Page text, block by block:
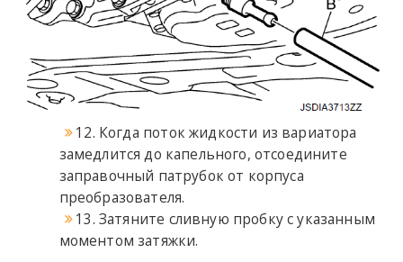
12. Когда поток жидкости из вариатора
замедлится до капельного, отсоедините
заправочный патрубок от корпуса
преобразователя.
13. Затяните сливную пробку с указанным
моментом затяжки.